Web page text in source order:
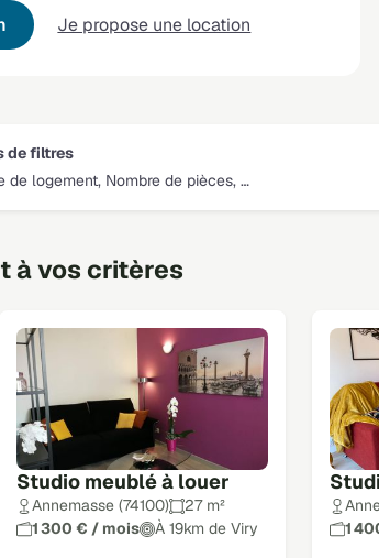
Je propose une location
de filtres
de logement, Nombre de pièces, …
à vos critères
Studio meublé à louer
Annemasse (74100)
27 m²
1 300 € / mois
À 19km de Viry
1